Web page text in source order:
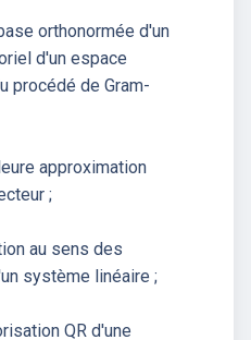
orthonormée d'un
d'un espace
procédé de Gram-
approximation
;
au sens des
système linéaire ;
QR d'une